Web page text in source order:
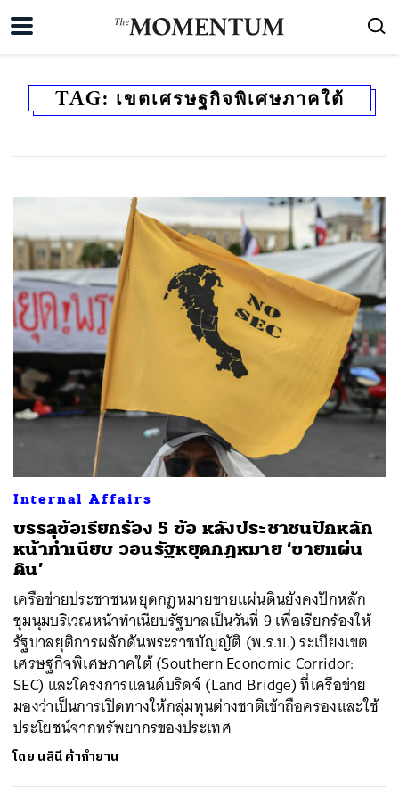
TAG: เขตเศรษฐกิจพิเศษภาคใต้
Internal Affairs
บรรลุข้อเรียกร้อง 5 ข้อ หลังประชาชนปักหลัก
หน้าทำเนียบ วอนรัฐหยุดกฎหมาย ‘ขายแผ่น
ดิน’
เครือข่ายประชาชนหยุดกฎหมายขายแผ่นดินยังคงปักหลัก
ชุมนุมบริเวณหน้าทำเนียบรัฐบาลเป็นวันที่ 9 เพื่อเรียกร้องให้
รัฐบาลยุติการผลักดันพระราชบัญญัติ (พ.ร.บ.) ระเบียงเขต
เศรษฐกิจพิเศษภาคใต้ (Southern Economic Corridor:
SEC) และโครงการแลนด์บริดจ์ (Land Bridge) ที่เครือข่าย
มองว่าเป็นการเปิดทางให้กลุ่มทุนต่างชาติเข้าถือครองและใช้
ประโยชน์จากทรัพยากรของประเทศ
โดย นลินี ค้ากำยาน
ค้นหา